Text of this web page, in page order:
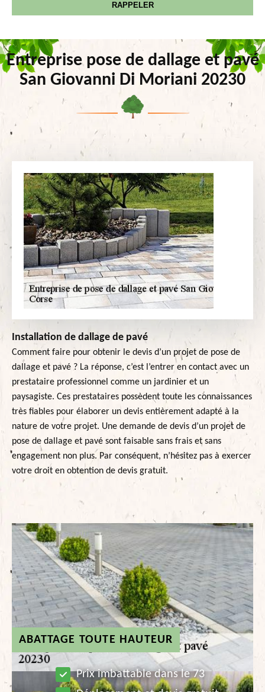
ABATTAGE TOUTE HAUTEUR
Prix imbattable dans le 73
Entreprise pose de dallage et pavé
San Giovanni Di Moriani 20230
Installation de dallage de pavé
Comment faire pour obtenir le devis d’un projet de pose de
dallage et pavé ? La réponse, c’est l’entrer en contact avec un
prestataire professionnel comme un jardinier et un
paysagiste. Ces prestataires possèdent toute les connaissances
très fiables pour élaborer un devis entièrement adapté à la
nature de votre projet. Une demande de devis d’un projet de
pose de dallage et pavé sont faisable sans frais et sans
engagement non plus. Par conséquent, n’hésitez pas à exercer
votre droit en obtention de devis gratuit.